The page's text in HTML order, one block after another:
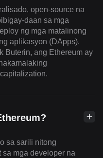
open-source na
daan sa mga
ng mga matalinong
aplikasyon (DApps).
Buterin, ang Ethereum ay
sa sarili nitong
mga developer na